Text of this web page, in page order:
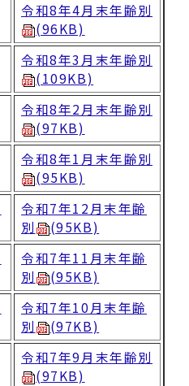
令和8年4月末年齢別
(96KB)
令和8年3月末年齢別
(109KB)
令和8年2月末年齢別
(97KB)
令和8年1月末年齢別
(95KB)
令和7年12月末年齢
別
(95KB)
令和7年11月末年齢
別
(95KB)
令和7年10月末年齢
別
(97KB)
令和7年9月末年齢別
(97KB)